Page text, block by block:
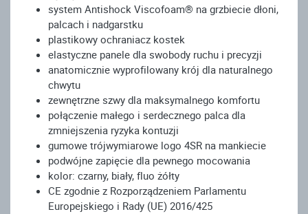
system Antishock Viscofoam® na grzbiecie dłoni,
palcach i nadgarstku
plastikowy ochraniacz kostek
elastyczne panele dla swobody ruchu i precyzji
anatomicznie wyprofilowany krój dla naturalnego
chwytu
zewnętrzne szwy dla maksymalnego komfortu
połączenie małego i serdecznego palca dla
zmniejszenia ryzyka kontuzji
gumowe trójwymiarowe logo 4SR na mankiecie
podwójne zapięcie dla pewnego mocowania
kolor: czarny, biały, fluo żółty
CE zgodnie z Rozporządzeniem Parlamentu
Europejskiego i Rady (UE) 2016/425